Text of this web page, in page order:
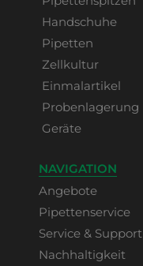
Handschuhe
Pipetten
Zellkultur
Einmalartikel
Probenlagerung
Geräte
NAVIGATION
Angebote
Pipettenservice
Service & Support
Nachhaltigkeit